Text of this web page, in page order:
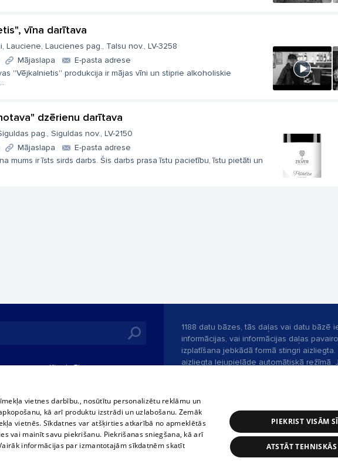
vīna darītava
Lauciene, Laucienes pag., Talsu nov., LV-3258
Mājaslapa
E-pasta adrese
''Vējkalnietis'' produkcija ir mājas vīni un stiprie alkoholiskie
dzērienu darītava
pag., Siguldas nov., LV-2150
Mājaslapa
E-pasta adrese
mums ir īsts sirds darbs. Šis darbs prasa īstu pacietību, īstu pietāti un
Kinoteātros
Līguma noteikumi
360 Ziņas kontakti
1188 datu bāzes, tās daļas vai datu bāzē
informācijas, vai informācijas daļas
izplatīšana jebkādā formā stingri aizliegta.
aizliegta lejupielāde automātiskā režīmā.
Portāla palīdzības dienests: e-pasts -
SIA Helio Media2004-2026
vietnes darbību., nosūtītu personalizētu reklāmu un
kā arī produktu izstrādi un uzlabošanu. Zemāk
vietnēs. Sīkdatnes var atšķirties atkarībā no apmeklētās
vai mainīt savu piekrišanu. Piekrišanas sniegšana, kā arī
informācijas par izmantotajām sīkdatnēm skatīt
PIEKRIST VISĀM
ATSTĀT